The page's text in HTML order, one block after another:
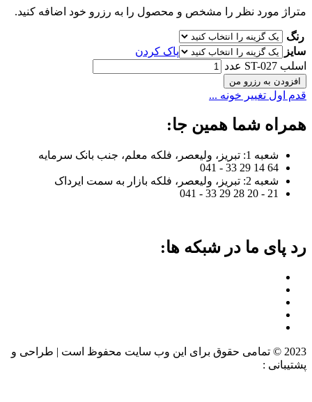
متراژ مورد نظر را مشخص و محصول را به رزرو خود اضافه کنید.
رنگ
سایز
پاک کردن
اسلب ST-027 عدد
افزودن به رزرو من
قدم اول تغییر خونه ...
همراه شما همین جا:
شعبه 1: تبریز، ولیعصر، فلکه معلم، جنب بانک سرمایه
64 14 29 33 - 041
شعبه 2: تبریز، ولیعصر، فلکه بازار به سمت ایرداک
21 - 20 28 29 33 - 041
رد پای ما در شبکه ها:
2023 © تمامی حقوق برای این وب سایت محفوظ است | طراحی و
پشتیبانی :